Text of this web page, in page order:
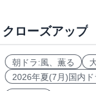
クローズアップ
朝ドラ:風、薫る
2026年夏(7月)国内ド